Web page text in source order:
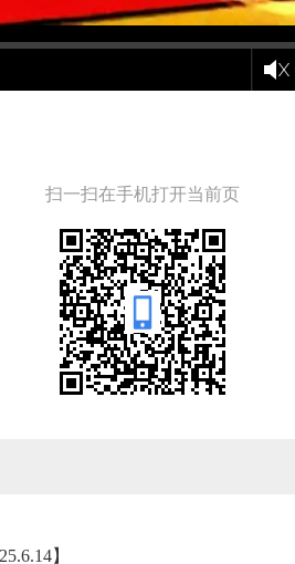
扫一扫在手机打开当前页
】